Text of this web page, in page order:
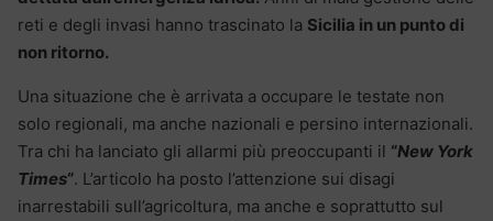
reti e degli invasi hanno trascinato la Sicilia in un punto di
non ritorno.
Una situazione che è arrivata a occupare le testate non
solo regionali, ma anche nazionali e persino internazionali.
Tra chi ha lanciato gli allarmi più preoccupanti il “New York
Times“. L’articolo ha posto l’attenzione sui disagi
inarrestabili sull’agricoltura, ma anche e soprattutto sul